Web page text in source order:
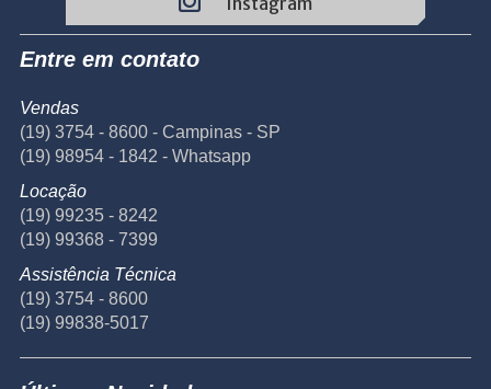
Entre em contato
Vendas
(19) 3754 - 8600 - Campinas - SP
(19) 98954 - 1842 - Whatsapp
Locação
(19) 99235 - 8242
(19) 99368 - 7399
Assistência Técnica
(19) 3754 - 8600
(19) 99838-5017